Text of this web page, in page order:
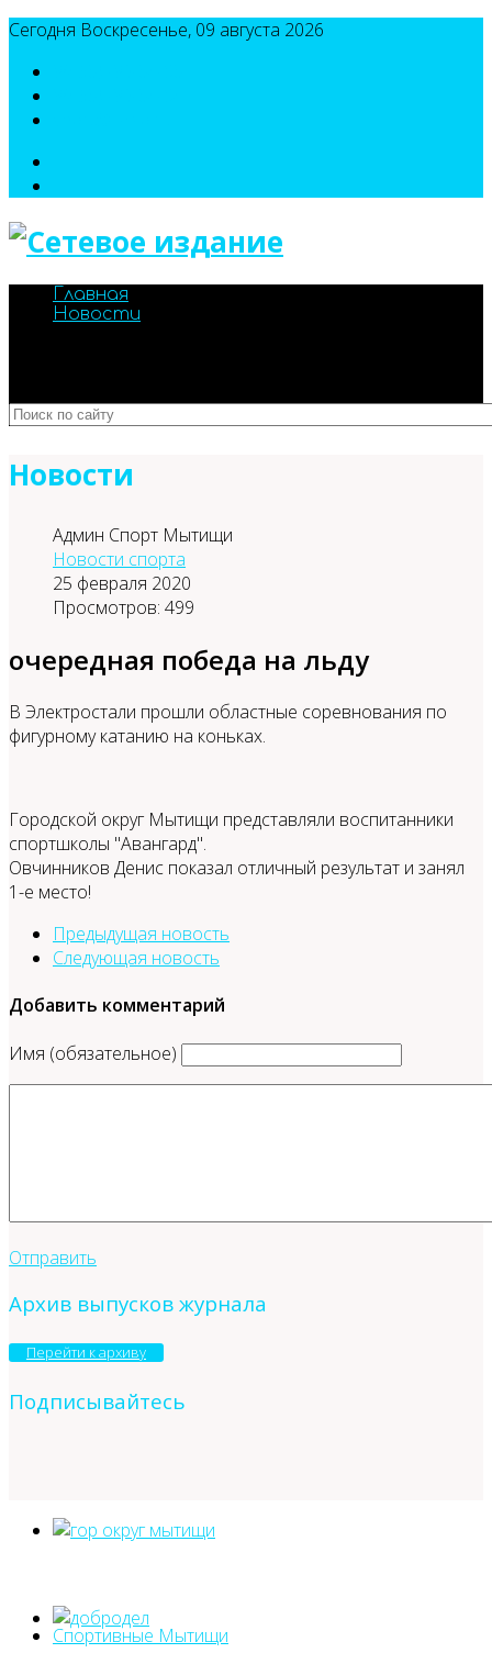
Сегодня Воскресенье, 09 августа 2026
Главная
Новости
Новости
Админ Спорт Мытищи
Новости спорта
25 февраля 2020
Просмотров: 499
очередная победа на льду
В Электростали прошли областные соревнования по
фигурному катанию на коньках.
Городской округ Мытищи представляли воспитанники
спортшколы "Авангард".
Овчинников Денис показал отличный результат и занял
1-е место!
Предыдущая новость
Следующая новость
Добавить комментарий
Имя (обязательное)
Отправить
Архив выпусков журнала
Перейти к архиву
Подписывайтесь
Спортивные Мытищи